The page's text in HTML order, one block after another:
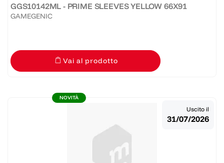
GGS10142ML - PRIME SLEEVES YELLOW 66X91
GAMEGENIC
Vai al prodotto
NOVITÀ
Uscito il
31/07/2026